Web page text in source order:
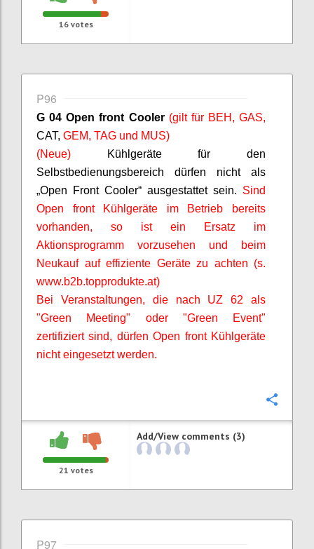
16votes
P96
G 04 Open front Cooler (gilt für BEH, GAS,
CAT, GEM, TAG und MUS)
(Neue) Kühlgeräte für den
Selbstbedienungsbereich dürfen nicht als
„Open Front Cooler“ ausgestattet sein. Sind
Open front Kühlgeräte im Betrieb bereits
vorhanden, so ist ein Ersatz im
Aktionsprogramm vorzusehen und beim
Neukauf auf effiziente Geräte zu achten (s.
www.b2b.topprodukte.at)
Bei Veranstaltungen, die nach UZ 62 als
"Green Meeting" oder "Green Event"
zertifiziert sind, dürfen Open front Kühlgeräte
nicht eingesetzt werden.
21 votes
Add/View comments (3)
P97